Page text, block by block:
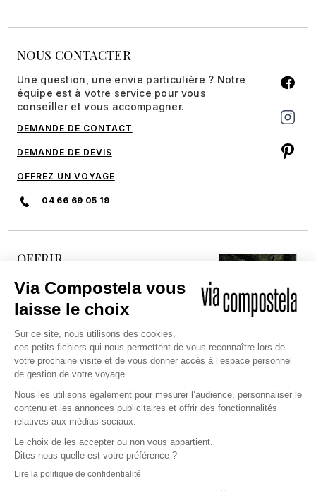
NOUS CONTACTER
Une question, une envie particulière ? Notre
équipe est à votre service pour vous
conseiller et vous accompagner.
DEMANDE DE CONTACT
DEMANDE DE DEVIS
OFFREZ UN VOYAGE
04 66 69 05 19
OFFRIR
DÉCOUVREZ NOTRE CARTE
CADEAU
Et offrez à un proche la possibilité
de réaliser son rêve sur les
chemins millénaires.
JE DÉCOUVRE
Copyright © 2026 Via Compostela
CGV et Assurance